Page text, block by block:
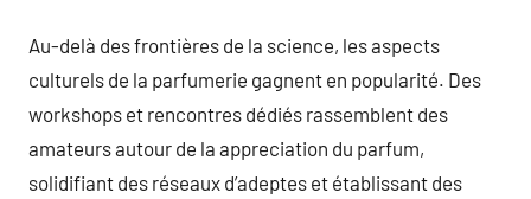
Au-delà des frontières de la science, les aspects
culturels de la parfumerie gagnent en popularité. Des
workshops et rencontres dédiés rassemblent des
amateurs autour de la appreciation du parfum,
solidifiant des réseaux d’adeptes et établissant des